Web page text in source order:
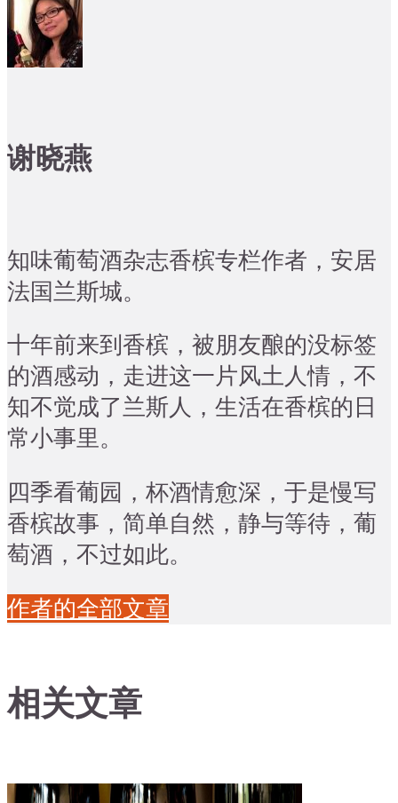
谢晓燕
知味葡萄酒杂志香槟专栏作者，安居
法国兰斯城。
十年前来到香槟，被朋友酿的没标签
的酒感动，走进这一片风土人情，不
知不觉成了兰斯人，生活在香槟的日
常小事里。
四季看葡园，杯酒情愈深，于是慢写
香槟故事，简单自然，静与等待，葡
萄酒，不过如此。
作者的全部文章
相关文章